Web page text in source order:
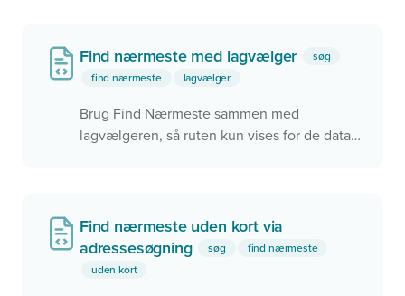
Find nærmeste med lagvælger
søg
find nærmeste
lagvælger
Brug Find Nærmeste sammen med
lagvælgeren, så ruten kun vises for de data,
Find nærmeste uden kort via
adressesøgning
søg
find nærmeste
uden kort